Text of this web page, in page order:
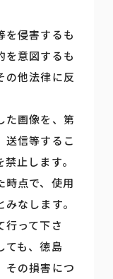
を侵害するも
を意図するも
の他法律に反
た画像を、第
送信等するこ
止します。
時点で、使用
なします。
行って下さ
ても、徳島
その損害につ